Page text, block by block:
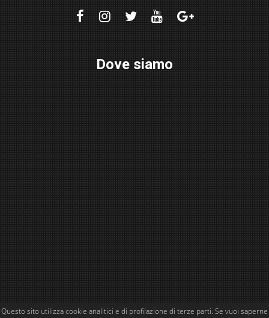
Questo sito utilizza cookie analitici e di profilazione di terze parti. Se vuoi saperne
Dove siamo